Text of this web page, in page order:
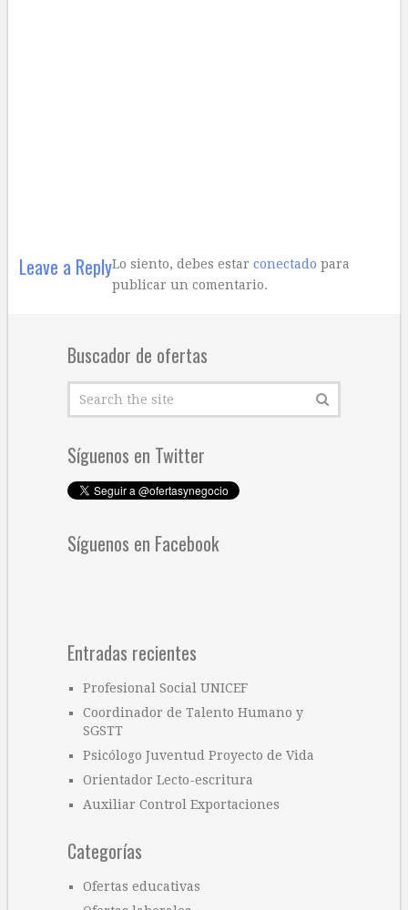
Leave a ReplyLo siento, debes estar conectado para
publicar un comentario.
Buscador de ofertas
Síguenos en Twitter
Síguenos en Facebook
Entradas recientes
Profesional Social UNICEF
Coordinador de Talento Humano y
SGSTT
Psicólogo Juventud Proyecto de Vida
Orientador Lecto-escritura
Auxiliar Control Exportaciones
Categorías
Ofertas educativas